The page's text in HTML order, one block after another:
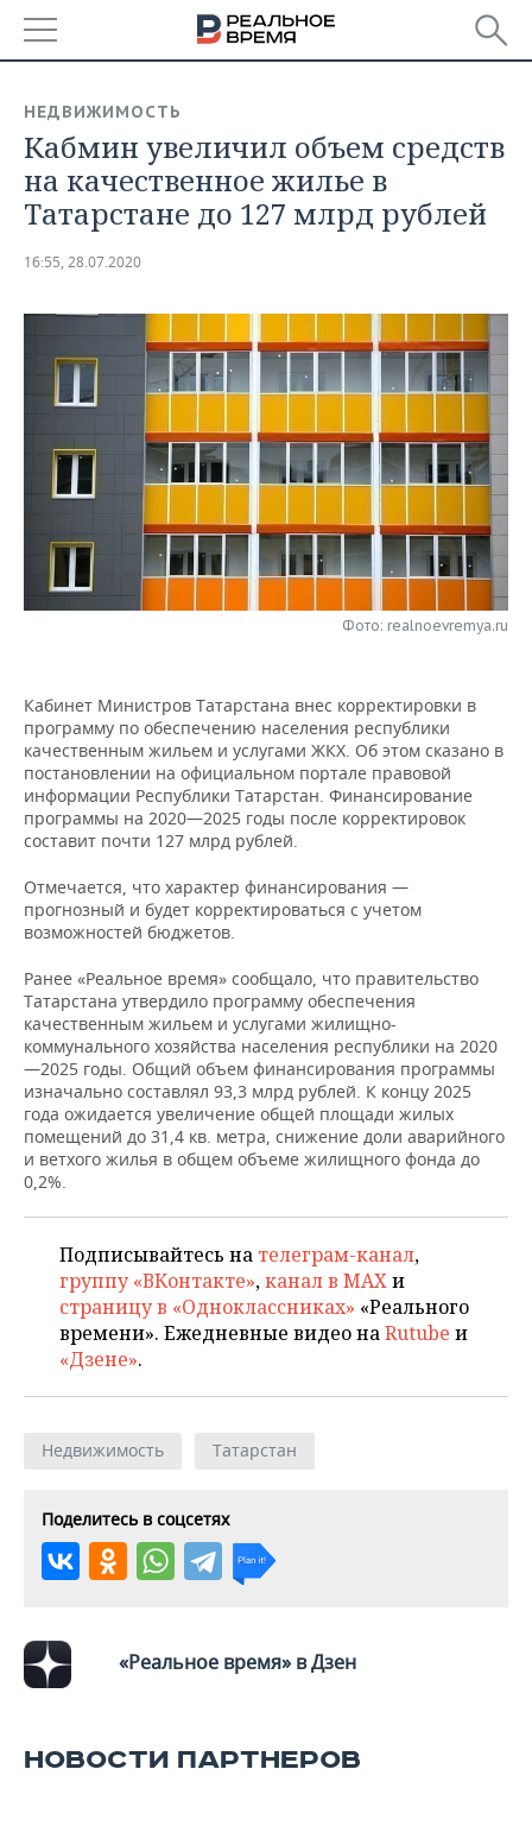
БАШКОРТОСТАН
ТАТАРСТАН
НОВОСТИ
АНАЛИТИКА
КОРОЛИ ГОСЗАКАЗА ПФО
ВУЗЫ ТАТАРСТАНА
КОМУ ПРИНАДЛЕЖАТ
ТОРГОВЫЕ ЦЕНТРЫ
ТАТАРСТАНА
ФИНАНСЫ
БАНКИ
БЮДЖЕТ
ИНВЕСТИЦИИ
НОВОСТИ
ПРОМЫШЛЕННОСТИ
МАШИНОСТРОЕНИЕ
НЕФТЕХИМИЯ
НЕФТЬ
ЭНЕРГЕТИКА
НЕДВИЖИМОСТЬ
НОВОСТИ НЕДВИЖИМОСТИ
АВТО
НОВОСТИ АВТО
БИЗНЕС
НОВОСТИ БИЗНЕСА
РОЗНИЧНАЯ ТОРГОВЛЯ
ТЕХНОЛОГИИ
НОВОСТИ ТЕХНОЛОГИЙ
ТЕЛЕКОММУНИКАЦИИ
МЕРОПРИЯТИЯ
БИЗНЕС-БРАНЧИ
ONLINE-КОНФЕРЕНЦИИ
ОТКРЫТАЯ ЛЕКЦИЯ
ФУТБОЛ
ХОККЕЙ
БАСКЕТБОЛ
ВОЛЕЙБОЛ
ФИГУРНОЕ КАТАНИЕ
ВОДНЫЕ ВИДЫ СПОРТА
ХОККЕЙ С МЯЧОМ
НОВОСТИ ОБЩЕСТВА
ВЛАСТЬ
ИНФРАСТРУКТУРА
ИСТОРИЯ
МЕДИЦИНА
ОБРАЗОВАНИЕ
ПРОИСШЕСТВИЯ
ФОТОГАЛЕРЕЯ
СЮЖЕТЫ
СПРАВОЧНИК
СПИСОК ПЕРСОН
ПОЛНАЯ ВЕРСИЯ
НЕДВИЖИМОСТЬ
Кабмин увеличил объем средств
на качественное жилье в
Татарстане до 127 млрд рублей
16:55, 28.07.2020
Фото: realnoevremya.ru
Кабинет Министров Татарстана внес корректировки в
программу по обеспечению населения республики
качественным жильем и услугами ЖКХ. Об этом сказано в
постановлении на официальном портале правовой
информации Республики Татарстан. Финансирование
программы на 2020—2025 годы после корректировок
составит почти 127 млрд рублей.
Отмечается, что характер финансирования —
прогнозный и будет корректироваться с учетом
возможностей бюджетов.
Ранее «Реальное время» сообщало, что правительство
Татарстана утвердило программу обеспечения
качественным жильем и услугами жилищно-
коммунального хозяйства населения республики на 2020
—2025 годы. Общий объем финансирования программы
изначально составлял 93,3 млрд рублей. К концу 2025
года ожидается увеличение общей площади жилых
помещений до 31,4 кв. метра, снижение доли аварийного
и ветхого жилья в общем объеме жилищного фонда до
0,2%.
Подписывайтесь на телеграм-канал,
группу «ВКонтакте»,канал в MAXи
страницу в «Одноклассниках» «Реального
времени». Ежедневные видео наRutube и
«Дзене».
Недвижимость Татарстан
Поделитесь в соцсетях
«Реальное время» в Дзен
НОВОСТИ ПАРТНЕРОВ